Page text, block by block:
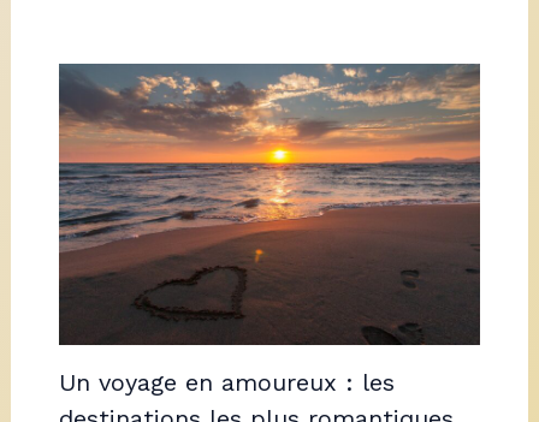
Un voyage en amoureux : les